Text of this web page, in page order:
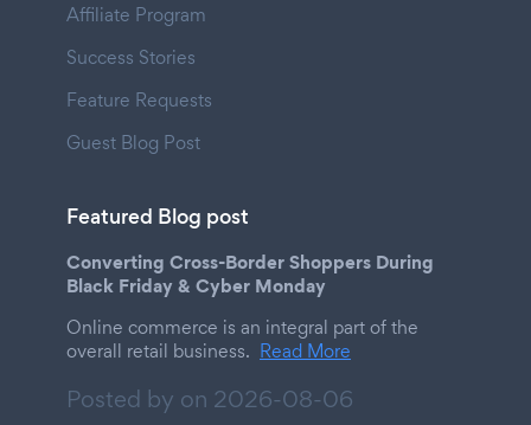
Affiliate Program
Success Stories
Feature Requests
Guest Blog Post
Featured Blog post
Converting Cross-Border Shoppers During
Black Friday & Cyber Monday
Online commerce is an integral part of the
overall retail business. Read More
Posted by on 2026-08-06